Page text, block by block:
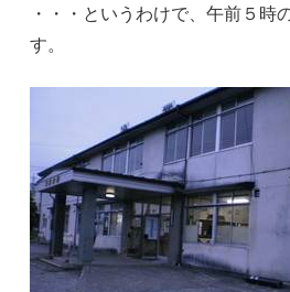
・・・というわけで、午前５時
す。